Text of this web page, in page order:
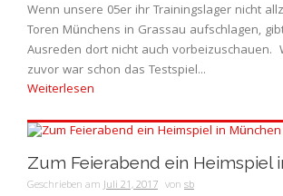
Wenn unsere 05er ihr Trainingslager nicht
Toren Münchens in Grassau aufschlagen,
Ausreden dort nicht auch vorbeizuschauen.
zuvor war schon das Testspiel...
Weiterlesen
Zum Feierabend ein Heimspiel
Geschrieben amJuli 21, 2017 von sb